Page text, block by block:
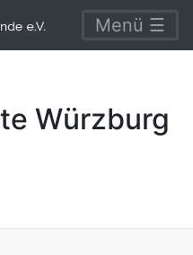
Menü ☰
Würzburg